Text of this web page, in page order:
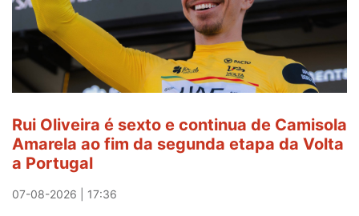
Rui
Oliveira
após
quinto
lugar
Beja
e
Elvas
Rui Oliveira é sexto e continua de Camisola
Amarela ao fim da segunda etapa da Volta
a Portugal
07-08-2026 | 17:36